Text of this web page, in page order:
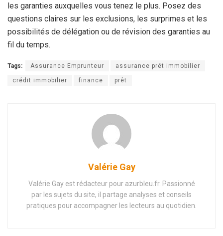
les garanties auxquelles vous tenez le plus. Posez des
questions claires sur les exclusions, les surprimes et les
possibilités de délégation ou de révision des garanties au
fil du temps.
Tags: Assurance Emprunteur assurance prêt immobilier
crédit immobilier finance prêt
Valérie Gay
Valérie Gay est rédacteur pour azurbleu.fr. Passionné
par les sujets du site, il partage analyses et conseils
pratiques pour accompagner les lecteurs au quotidien.